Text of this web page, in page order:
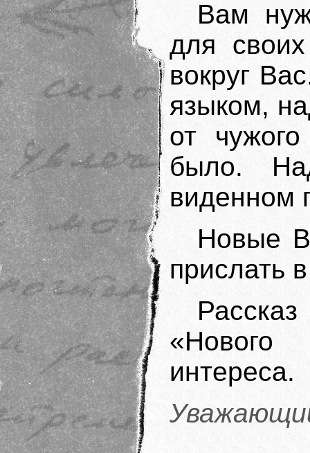
Вам
для
вокруг
языком,
от
было.
виденном
Новые
прислать
«Нового
интереса.